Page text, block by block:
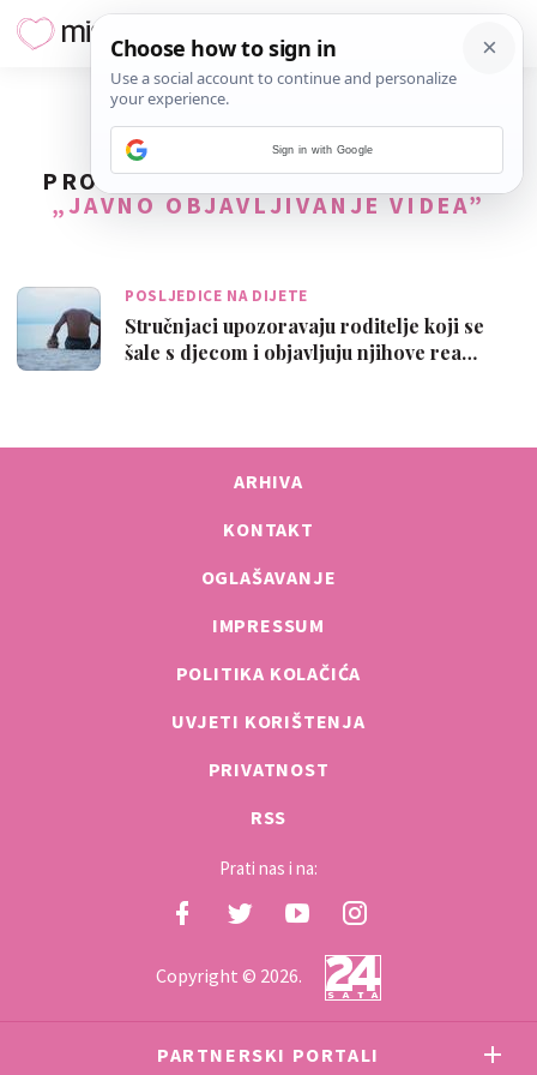
PRONAĐENO1REZULTATA ZA TAG
„JAVNO OBJAVLJIVANJE VIDEA”
POSLJEDICE NA DIJETE
Stručnjaci upozoravaju roditelje koji se
šale s djecom i objavljuju njihove rea…
ARHIVA
KONTAKT
OGLAŠAVANJE
IMPRESSUM
POLITIKA KOLAČIĆA
UVJETI KORIŠTENJA
PRIVATNOST
RSS
Prati nas i na:
Copyright © 2026.
PARTNERSKI PORTALI
Sign in with Google